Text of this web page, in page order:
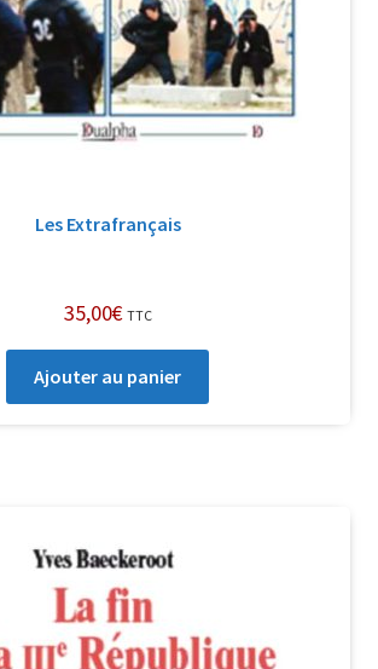
Les Extrafrançais
35,00€ TTC
Ajouter au panier